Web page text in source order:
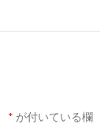
* が付いている欄